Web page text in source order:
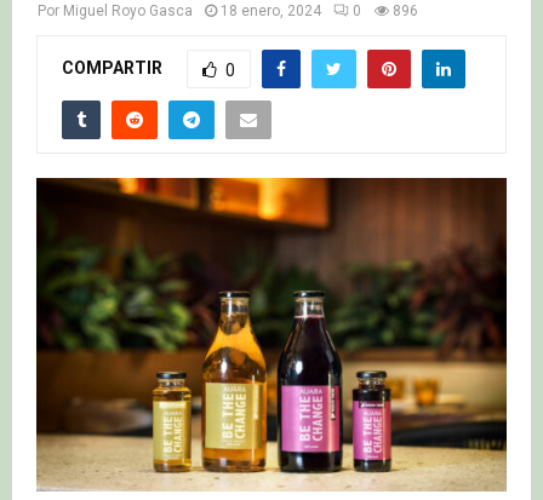
Por Miguel Royo Gasca 18 enero, 2024 0 896
COMPARTIR 0